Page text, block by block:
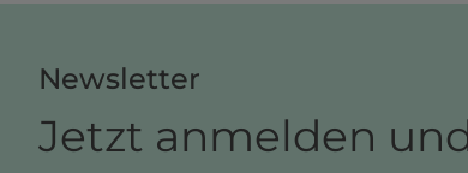
Newsletter
Jetzt anmelden